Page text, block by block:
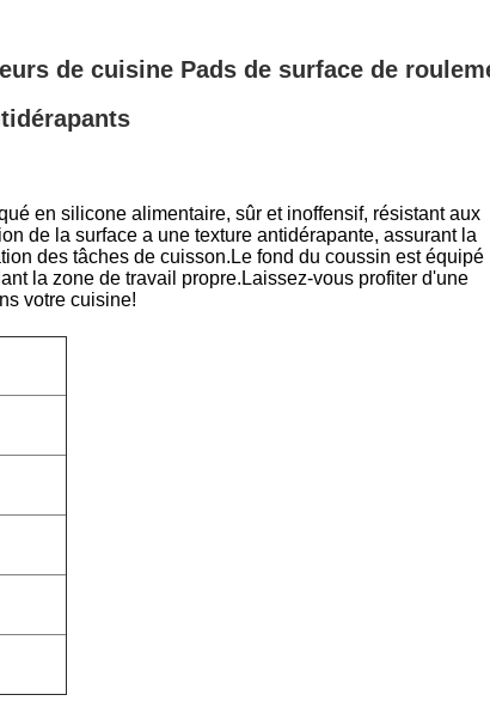
de cuisine Pads de surface de
en silicone alimentaire, sûr et inoffensif, résistant aux
de la surface a une texture antidérapante, assurant la
des tâches de cuisson.Le fond du coussin est équipé
la zone de travail propre.Laissez-vous profiter d'une
votre cuisine!